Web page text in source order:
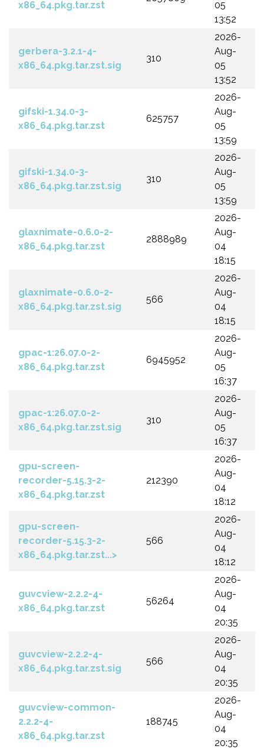
x86_64.pkg.tar.zst
05
13:52
gerbera-3.2.1-4-
x86_64.pkg.tar.zst.sig
310
2026-
Aug-
05
13:52
gifski-1.34.0-3-
x86_64.pkg.tar.zst
625757
2026-
Aug-
05
13:59
gifski-1.34.0-3-
x86_64.pkg.tar.zst.sig
310
2026-
Aug-
05
13:59
glaxnimate-0.6.0-2-
x86_64.pkg.tar.zst
2888989
2026-
Aug-
04
18:15
glaxnimate-0.6.0-2-
x86_64.pkg.tar.zst.sig
566
2026-
Aug-
04
18:15
gpac-1:26.07.0-2-
x86_64.pkg.tar.zst
6945952
2026-
Aug-
05
16:37
gpac-1:26.07.0-2-
x86_64.pkg.tar.zst.sig
310
2026-
Aug-
05
16:37
gpu-screen-
recorder-5.15.3-2-
x86_64.pkg.tar.zst
212390
2026-
Aug-
04
18:12
gpu-screen-
recorder-5.15.3-2-
x86_64.pkg.tar.zst...>
566
2026-
Aug-
04
18:12
guvcview-2.2.2-4-
x86_64.pkg.tar.zst
56264
2026-
Aug-
04
20:35
guvcview-2.2.2-4-
x86_64.pkg.tar.zst.sig
566
2026-
Aug-
04
20:35
guvcview-common-
2.2.2-4-
x86_64.pkg.tar.zst
188745
2026-
Aug-
04
20:35